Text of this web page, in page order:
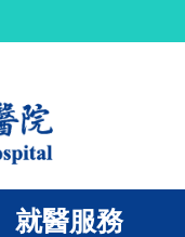
就醫服務